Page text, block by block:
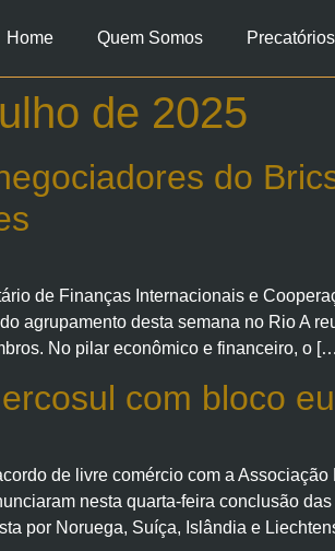
Home Quem Somos Precatórios
de 2025
do
de Finanças Internacionais e
agrupamento desta semana no Rio A
No pilar econômico e financeiro, o
com bloco
de livre comércio com a
nesta quarta-feira conclusão
por Noruega, Suíça, Islândia e